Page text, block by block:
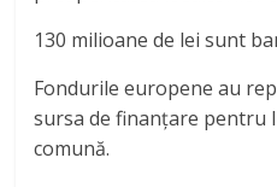
130 milioane de lei sunt
Fondurile europene au
sursa de finanțare pentru
comună.